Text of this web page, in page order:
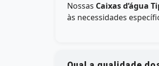
Nossas Caixas d’água
às necessidades